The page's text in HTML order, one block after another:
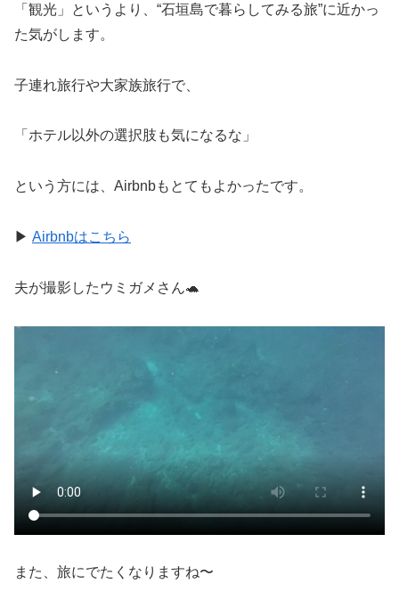
「観光」というより、“石垣島で暮らしてみる旅”に近かっ
た気がします。
子連れ旅行や大家族旅行で、
「ホテル以外の選択肢も気になるな」
という方には、Airbnbもとてもよかったです。
▶︎ Airbnbはこちら
夫が撮影したウミガメさん🐢
また、旅にでたくなりますね〜